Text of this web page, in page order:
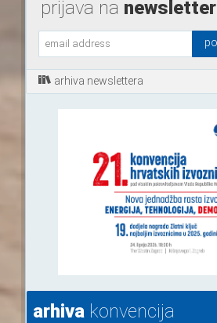
prijava na newsletter
arhiva newslettera
arhivakonvencija